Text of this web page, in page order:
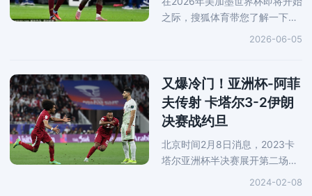
之际，搜狐体育带您了解一下G
组的情况。如果说2026年美加墨
四年前的卡塔尔世界杯，在比利
2026-06-05
又爆冷门！亚洲杯-阿菲
夫传射 卡塔尔3-2伊朗
决赛战约旦
北京时间2月8日消息，2023卡
塔尔亚洲杯半决赛展开第二场争
夺，夺冠热门伊朗队迎战东道主
2024-02-08